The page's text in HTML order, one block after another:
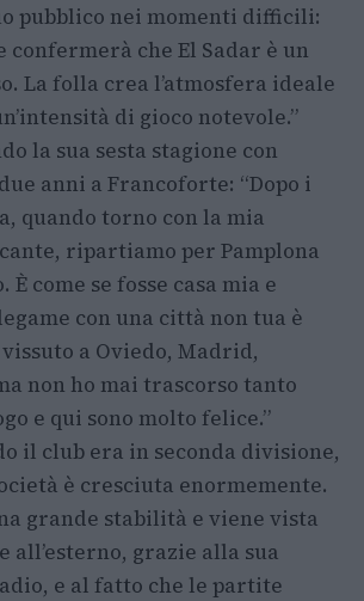
pubblico nei momenti difficili:
confermerà che El Sadar è un
La folla crea l’atmosfera ideale
di gioco notevole.”
la sua sesta stagione con
anni a Francoforte: “Dopo i
quando torno con la mia
ripartiamo per Pamplona
È come se fosse casa mia e
con una città non tua è
a Oviedo, Madrid,
non ho mai trascorso tanto
e qui sono molto felice.”
il club era in seconda divisione,
è cresciuta enormemente.
grande stabilità e viene vista
all’esterno, grazie alla sua
e al fatto che le partite